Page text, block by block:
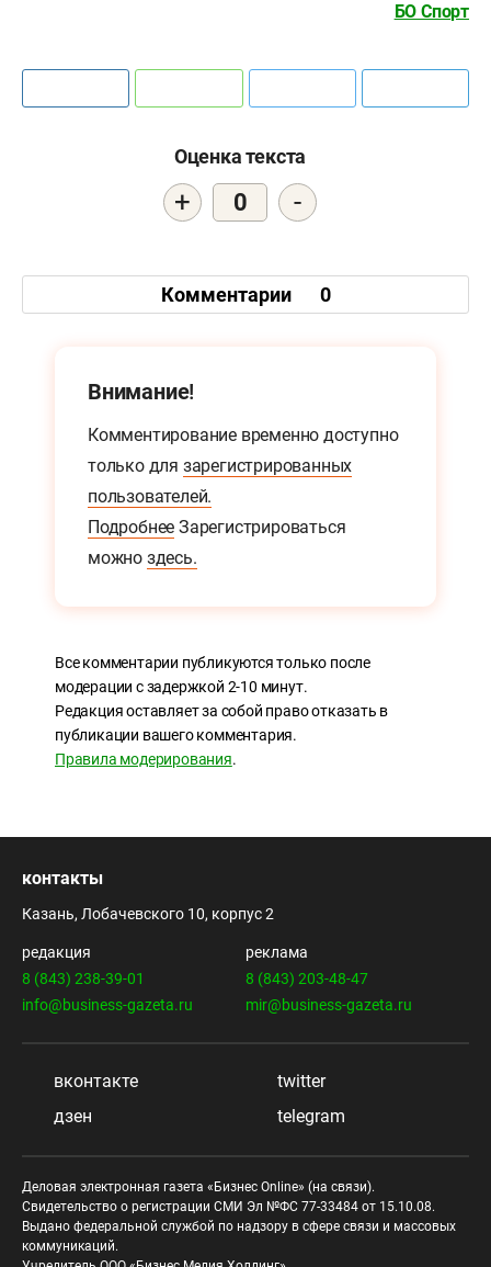
БО Спорт
Оценка текста
+ 0 -
Комментарии 0
Внимание!
Комментирование временно доступно
только для зарегистрированных
пользователей.
Подробнее Зарегистрироваться
можно здесь.
Все комментарии публикуются только после
модерации с задержкой 2-10 минут.
Редакция оставляет за собой право отказать в
публикации вашего комментария.
Правила модерирования.
контакты
Казань, Лобачевского 10, корпус 2
редакция
8 (843) 238-39-01
info@business-gazeta.ru
реклама
8 (843) 203-48-47
mir@business-gazeta.ru
вконтакте
twitter
дзен
telegram
Деловая электронная газета «Бизнес Online» (на связи).
Свидетельство о регистрации СМИ Эл №ФС 77-33484 от 15.10.08.
Выдано федеральной службой по надзору в сфере связи и массовых
коммуникаций.